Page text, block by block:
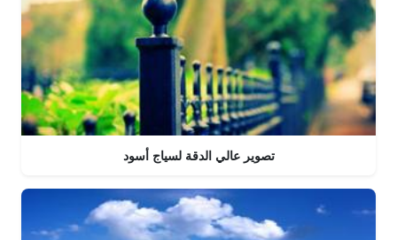
تصوير عالي الدقة لسياج أسود